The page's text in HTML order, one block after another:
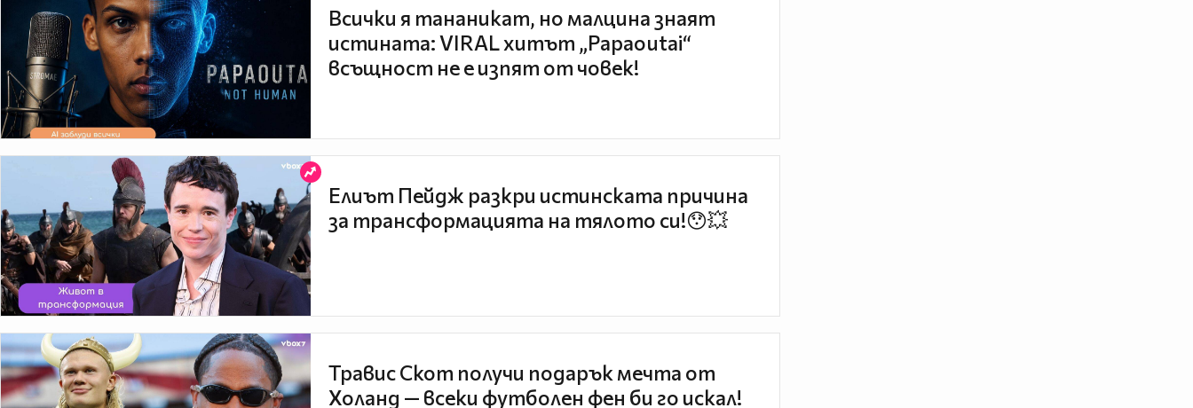
Всички я тананикат, но малцина знаят
истината: VIRAL хитът „Papaoutai“
всъщност не е изпят от човек!
Елиът Пейдж разкри истинската причина
за трансформацията на тялото си!😯💥
Травис Скот получи подарък мечта от
Холанд — всеки футболен фен би го искал!